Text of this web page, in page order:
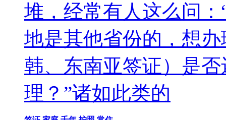
堆，经常有人这么问
地是其他省份的，想
韩、东南亚签证）是
理？”诸如此类的